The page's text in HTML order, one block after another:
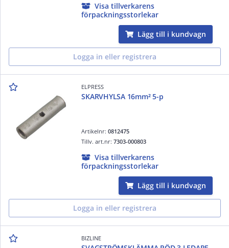
Visa tillverkarens
förpackningsstorlekar
Lägg till i kundvagn
Logga in eller registrera
ELPRESS
SKARVHYLSA 16mm² 5-p
Artikelnr:0812475
Tillv. art.nr:7303-000803
Visa tillverkarens
förpackningsstorlekar
Lägg till i kundvagn
Logga in eller registrera
BIZLINE